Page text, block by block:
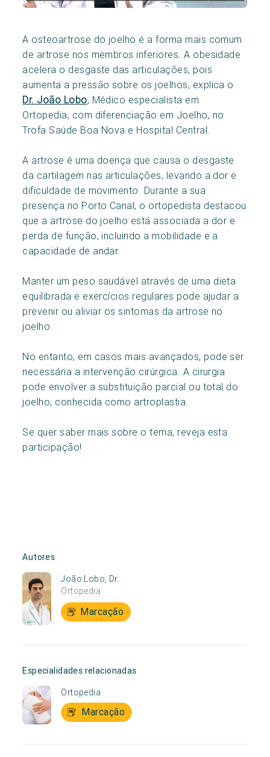
A osteoartrose do joelho é a forma mais comum
de artrose nos membros inferiores. A obesidade
acelera o desgaste das articulações, pois
aumenta a pressão sobre os joelhos, explica o
Dr. João Lobo, Médico especialista em
Ortopedia, com diferenciação em Joelho, no
Trofa Saúde Boa Nova e Hospital Central.
A artrose é uma doença que causa o desgaste
da cartilagem nas articulações, levando a dor e
dificuldade de movimento. Durante a sua
presença no Porto Canal, o ortopedista destacou
que a artrose do joelho está associada a dor e
perda de função, incluindo a mobilidade e a
capacidade de andar.
Manter um peso saudável através de uma dieta
equilibrada e exercícios regulares pode ajudar a
prevenir ou aliviar os sintomas da artrose no
joelho.
No entanto, em casos mais avançados, pode ser
necessária a intervenção cirúrgica. A cirurgia
pode envolver a substituição parcial ou total do
joelho, conhecida como artroplastia.
Se quer saber mais sobre o tema, reveja esta
participação!
Autores
João Lobo, Dr.
Ortopedia
Marcação
Especialidades relacionadas
Ortopedia
Marcação